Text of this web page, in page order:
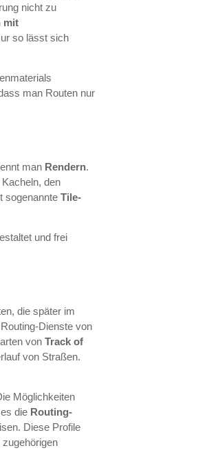
nicht zu
mit
so lässt sich
man Routen nur
man Rendern.
den
sogenannteTile-
und frei
die später im
Routing-Dienste von
vonTrack of
von Straßen.
Möglichkeiten
die Routing-
Diese Profile